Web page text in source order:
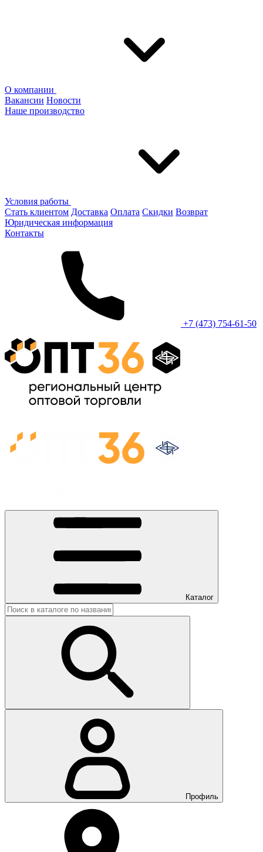
О компании
Вакансии Новости
Наше производство
Условия работы
Стать клиентом Доставка Оплата Скидки Возврат
Юридическая информация
Контакты
+7 (473) 754-61-50
Каталог
Профиль